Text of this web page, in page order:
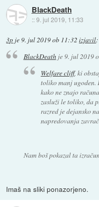
BlackDeath
::9. jul 2019, 11:33
3p je9. jul 2019 ob 11:32 izjavil:
BlackDeathje9. jul 2019
Welfare cliff, ki
toliko manj ugoden.
kako ne znajo
zasluži le toliko, da
razred je dejansko
napredovanja
Nam boš pokazal ta
Imaš na sliki ponazorjeno.